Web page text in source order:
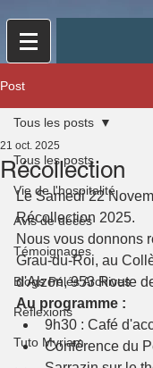
Post
Tous les posts
Vie de l'hospitalité
Avis de décès
Témoignages
Blogs Pélés Archives
Réflexions
Tuto Myriam
Tous les posts
Récollection
21 oct. 2025
Le Samedi 22
Récollection 2025.
Nous vous donnons
Grau-du-Roi, au
d'Alzon, 953 Route
Au programme :
9h30 : Café
Conférence du